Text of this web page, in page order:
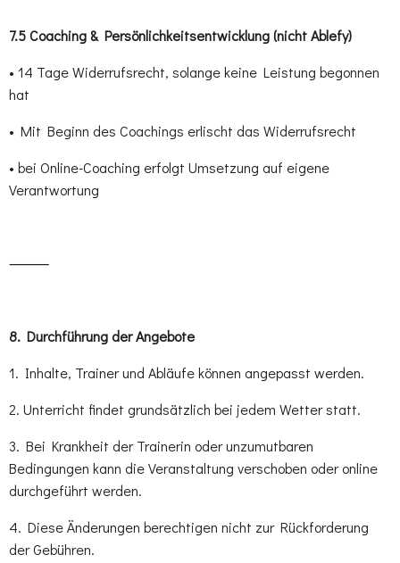
7.5 Coaching & Persönlichkeitsentwicklung (nicht Ablefy)
• 14 Tage Widerrufsrecht, solange keine Leistung begonnen
hat
• Mit Beginn des Coachings erlischt das Widerrufsrecht
• bei Online-Coaching erfolgt Umsetzung auf eigene
Verantwortung
⸻
8.⁠ ⁠Durchführung der Angebote
1. Inhalte, Trainer und Abläufe können angepasst werden.
2. Unterricht findet grundsätzlich bei jedem Wetter statt.
3. Bei Krankheit der Trainerin oder unzumutbaren
Bedingungen kann die Veranstaltung verschoben oder online
durchgeführt werden.
4. Diese Änderungen berechtigen nicht zur Rückforderung
der Gebühren.